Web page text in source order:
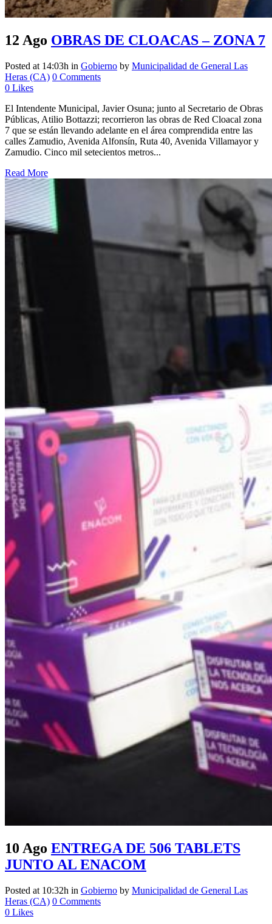
12 Ago OBRAS DE CLOACAS – ZONA 7
Posted at 14:03h in Gobierno by Municipalidad de General Las
Heras (CA) 0 Comments
0 Likes
El Intendente Municipal, Javier Osuna; junto al Secretario de Obras
Públicas, Atilio Bottazzi; recorrieron las obras de Red Cloacal zona
7 que se están llevando adelante en el área comprendida entre las
calles Zamudio, Avenida Alfonsín, Ruta 40, Avenida Villamayor y
Zamudio. Cinco mil setecientos metros...
Read More
10 Ago ENTREGA DE 506 TABLETS
JUNTO AL ENACOM
Posted at 10:32h in Gobierno by Municipalidad de General Las
Heras (CA) 0 Comments
0 Likes